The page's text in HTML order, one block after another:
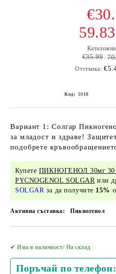
€35.99
Отстъпка:
Код: 1018
Вариант 1: Солгар
за младост и здраве!
подобрете
Купете ПИКНОГЕНОЛ 30мг 30
PYCNOGENOL SOLGARили
SOLGARза да получите 15%
Активна съставка: Пикногенол
✔ Има в наличност/ На склад
Поръчай по телефон: